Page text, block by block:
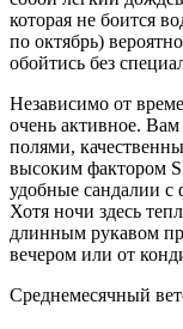
которая не боится
по октябрь)
обойтись без
Независимо от
очень активное.
полями,
высоким фактором
удобные сандалии с
Хотя ночи здесь
длинным рукавом
вечером или от
Среднемесячный